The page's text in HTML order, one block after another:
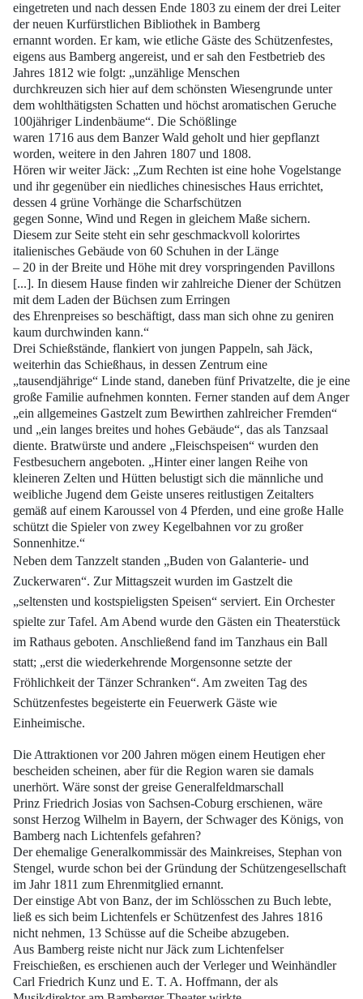
eingetreten und nach dessen Ende 1803 zu einem der drei Leiter
der neuen Kurfürstlichen Bibliothek in Bamberg
ernannt worden. Er kam, wie etliche Gäste des Schützenfestes,
eigens aus Bamberg angereist, und er sah den Festbetrieb des
Jahres 1812 wie folgt: „unzählige Menschen
durchkreuzen sich hier auf dem schönsten Wiesengrunde unter
dem wohlthätigsten Schatten und höchst aromatischen Geruche
100jähriger Lindenbäume“. Die Schößlinge
waren 1716 aus dem Banzer Wald geholt und hier gepflanzt
worden, weitere in den Jahren 1807 und 1808.
Hören wir weiter Jäck: „Zum Rechten ist eine hohe Vogelstange
und ihr gegenüber ein niedliches chinesisches Haus errichtet,
dessen 4 grüne Vorhänge die Scharfschützen
gegen Sonne, Wind und Regen in gleichem Maße sichern.
Diesem zur Seite steht ein sehr geschmackvoll kolorirtes
italienisches Gebäude von 60 Schuhen in der Länge
– 20 in der Breite und Höhe mit drey vorspringenden Pavillons
[...]. In diesem Hause finden wir zahlreiche Diener der Schützen
mit dem Laden der Büchsen zum Erringen
des Ehrenpreises so beschäftigt, dass man sich ohne zu geniren
kaum durchwinden kann.“
Drei Schießstände, flankiert von jungen Pappeln, sah Jäck,
weiterhin das Schießhaus, in dessen Zentrum eine
„tausendjährige“ Linde stand, daneben fünf Privatzelte, die je eine
große Familie aufnehmen konnten. Ferner standen auf dem Anger
„ein allgemeines Gastzelt zum Bewirthen zahlreicher Fremden“
und „ein langes breites und hohes Gebäude“, das als Tanzsaal
diente. Bratwürste und andere „Fleischspeisen“ wurden den
Festbesuchern angeboten. „Hinter einer langen Reihe von
kleineren Zelten und Hütten belustigt sich die männliche und
weibliche Jugend dem Geiste unseres reitlustigen Zeitalters
gemäß auf einem Karoussel von 4 Pferden, und eine große Halle
schützt die Spieler von zwey Kegelbahnen vor zu großer
Sonnenhitze.“
Neben dem Tanzzelt standen „Buden von Galanterie- und
Zuckerwaren“. Zur Mittagszeit wurden im Gastzelt die
„seltensten und kostspieligsten Speisen“ serviert. Ein Orchester
spielte zur Tafel. Am Abend wurde den Gästen ein Theaterstück
im Rathaus geboten. Anschließend fand im Tanzhaus ein Ball
statt; „erst die wiederkehrende Morgensonne setzte der
Fröhlichkeit der Tänzer Schranken“. Am zweiten Tag des
Schützenfestes begeisterte ein Feuerwerk Gäste wie
Einheimische.
Die Attraktionen vor 200 Jahren mögen einem Heutigen eher
bescheiden scheinen, aber für die Region waren sie damals
unerhört. Wäre sonst der greise Generalfeldmarschall
Prinz Friedrich Josias von Sachsen-Coburg erschienen, wäre
sonst Herzog Wilhelm in Bayern, der Schwager des Königs, von
Bamberg nach Lichtenfels gefahren?
Der ehemalige Generalkommissär des Mainkreises, Stephan von
Stengel, wurde schon bei der Gründung der Schützengesellschaft
im Jahr 1811 zum Ehrenmitglied ernannt.
Der einstige Abt von Banz, der im Schlösschen zu Buch lebte,
ließ es sich beim Lichtenfels er Schützenfest des Jahres 1816
nicht nehmen, 13 Schüsse auf die Scheibe abzugeben.
Aus Bamberg reiste nicht nur Jäck zum Lichtenfelser
Freischießen, es erschienen auch der Verleger und Weinhändler
Carl Friedrich Kunz und E. T. A. Hoffmann, der als